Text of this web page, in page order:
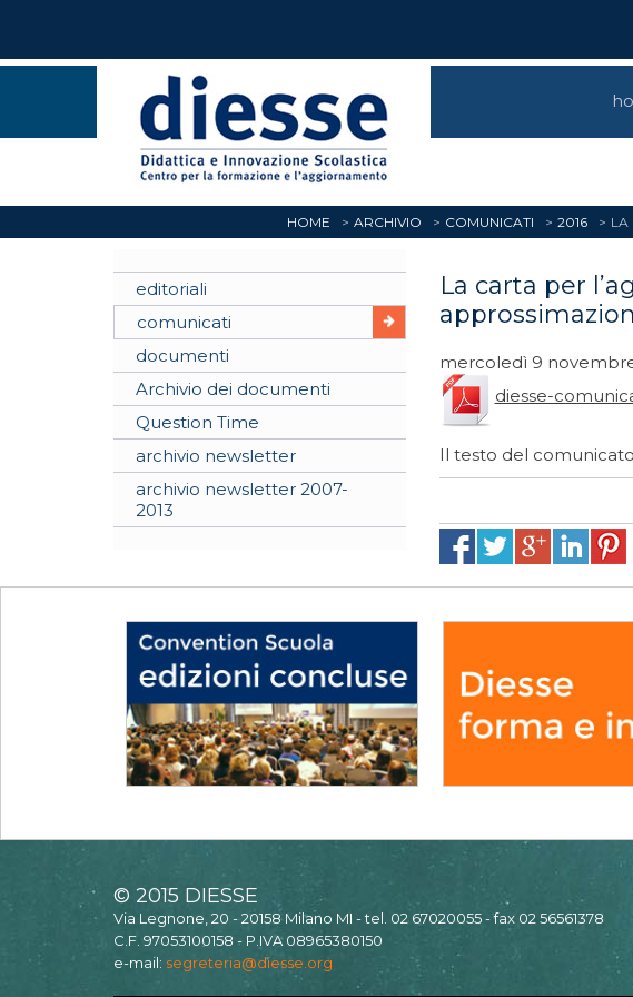
HOME ARCHIVIO COMUNICATI 2016 LA
editoriali
comunicati
documenti
Archivio dei documenti
Question Time
archivio newsletter
archivio newsletter 2007-
2013
La carta per
mercoledì 9
diesse-
Il testo del
© 2015 DIESSE
Via Legnone, 20 - 20158 Milano MI - tel. 02 67020055 - fax 02 56561378
C.F. 97053100158 - P.IVA 08965380150
e-mail: segreteria@diesse.org